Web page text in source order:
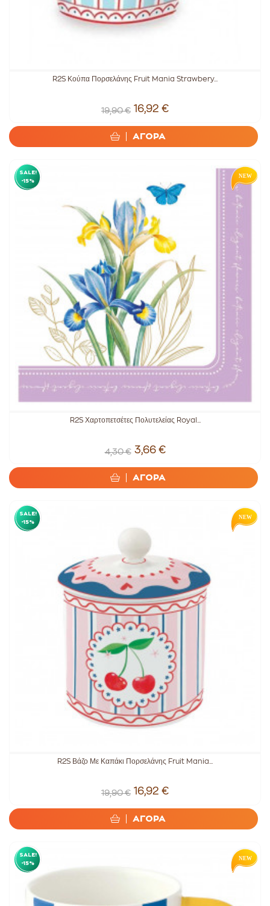
R2S Κούπα Πορσελάνης Fruit Mania Strawbery...
19,90 € 16,92 €
ΑΓΟΡΑ
SALE!
-15%
R2S Χαρτοπετσέτες Πολυτελείας Royal...
4,30 € 3,66 €
ΑΓΟΡΑ
SALE!
-15%
R2S Βάζο Με Καπάκι Πορσελάνης Fruit Mania...
19,90 € 16,92 €
ΑΓΟΡΑ
SALE!
-15%